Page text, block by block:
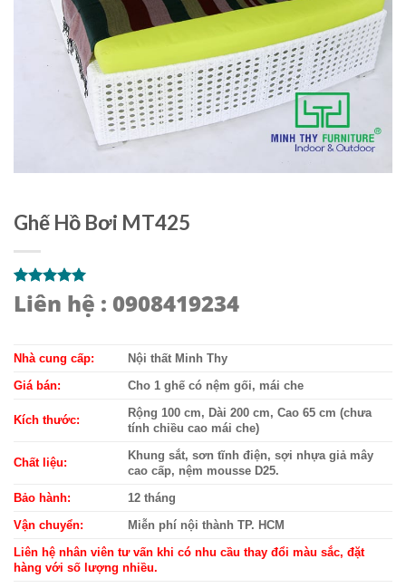
Ghế Hồ Bơi MT425
5.00trên 5
dựa trên
1
Liên hệ : 0908419234
Nhà cung cấp:
Nội thất Minh Thy
Giá bán:
Cho 1 ghế có nệm gối, mái che
Kích thước:
Rộng 100 cm, Dài 200 cm, Cao 65 cm (chưa
tính chiều cao mái che)
Chất liệu:
Khung sắt, sơn tĩnh điện, sợi nhựa giả mây
cao cấp, nệm mousse D25.
Bảo hành:
12 tháng
Vận chuyển:
Miễn phí nội thành TP. HCM
Liên hệ nhân viên tư vấn khi có nhu cầu thay đổi màu sắc, đặt
hàng với số lượng nhiều.